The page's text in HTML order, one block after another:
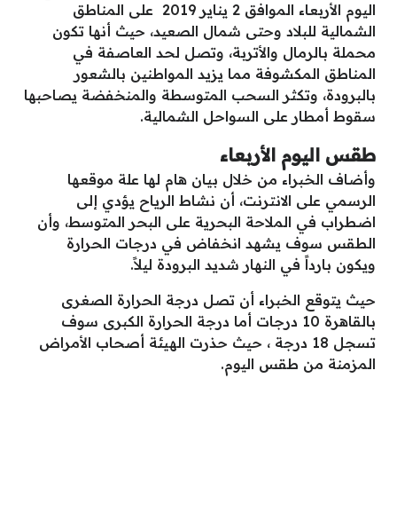
اليوم الأربعاء الموافق 2 يناير 2019 على المناطق
الشمالية للبلاد وحتى شمال الصعيد، حيث أنها تكون
محملة بالرمال والأتربة، وتصل لحد العاصفة في
المناطق المكشوفة مما يزيد المواطنين بالشعور
بالبرودة، وتكثر السحب المتوسطة والمنخفضة يصاحبها
سقوط أمطار على السواحل الشمالية.
طقس اليوم الأربعاء
وأضاف الخبراء من خلال بيان هام لها علة موقعها
الرسمي على الانترنت، أن نشاط الرياح يؤدي إلى
اضطراب في الملاحة البحرية على البحر المتوسط، وأن
الطقس سوف يشهد انخفاض في درجات الحرارة
ويكون بارداً في النهار شديد البرودة ليلاً.
حيث يتوقع الخبراء أن تصل درجة الحرارة الصغرى
بالقاهرة 10 درجات أما درجة الحرارة الكبرى سوف
تسجل 18 درجة ، حيث حذرت الهيئة أصحاب الأمراض
المزمنة من طقس اليوم.